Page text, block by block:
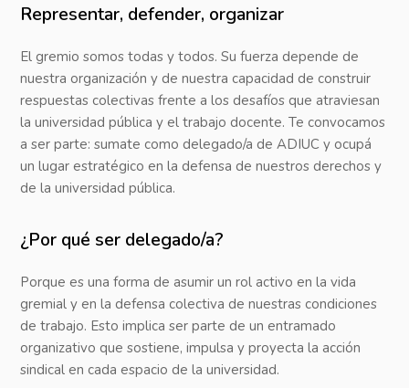
Representar, defender, organizar
El gremio somos todas y todos. Su fuerza depende de
nuestra organización y de nuestra capacidad de construir
respuestas colectivas frente a los desafíos que atraviesan
la universidad pública y el trabajo docente. Te convocamos
a ser parte: sumate como delegado/a de ADIUC y ocupá
un lugar estratégico en la defensa de nuestros derechos y
de la universidad pública.
¿Por qué ser delegado/a?
Porque es una forma de asumir un rol activo en la vida
gremial y en la defensa colectiva de nuestras condiciones
de trabajo. Esto implica ser parte de un entramado
organizativo que sostiene, impulsa y proyecta la acción
sindical en cada espacio de la universidad.